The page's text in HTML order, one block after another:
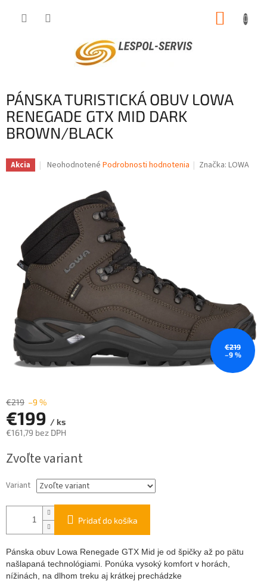
PÁNSKA TURISTICKÁ OBUV LOWA
RENEGADE GTX MID DARK
BROWN/BLACK
Akcia
Priemerné
0,0
z
5
hviezdičiek.
Neohodnotené Podrobnosti hodnotenia Značka:LOWA
€219
–9 %
€219 –9 %
€199 / ks
€161,79 bez DPH
cena:
Zvoľte variant
Variant
Pridať do košíka
Pánska obuv Lowa Renegade GTX Mid je od špičky až po pätu
našlapaná technológiami. Ponúka vysoký komfort v horách,
nížinách, na dlhom treku aj krátkej prechádzke